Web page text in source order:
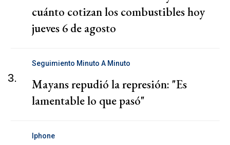
cuánto cotizan los combustibles hoy
jueves 6 de agosto
3.
Seguimiento Minuto A Minuto
Mayans repudió la represión: "Es
lamentable lo que pasó"
Iphone